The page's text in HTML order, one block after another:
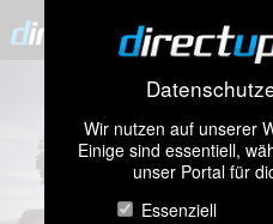
Wir nutzen auf unserer
Einige sind essentiell,
unser Portal für
Essenziell